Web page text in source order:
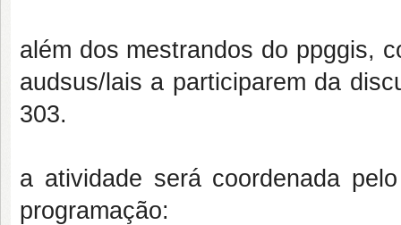
além dos mestrandos do ppggis,
audsus/lais a participarem da
303.
a atividade será coordenada
programação: